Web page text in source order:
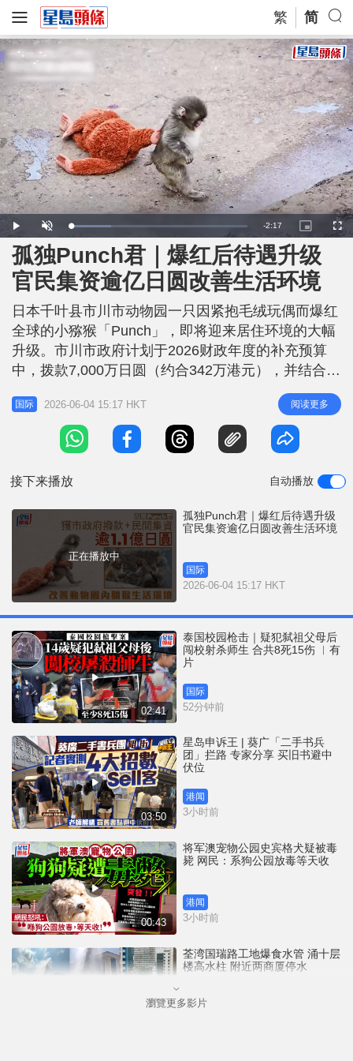
繁 简
P
l
a
y
U
n
m
u
t
L
o
d
:
2
2
8
4
%
R
e
m
n
e
-2:17
P
i
c
t
u
r
e
-
i
-
P
c
u
r
e
F
u
孤独Punch君｜爆红后待遇升级
官民集资逾亿日圆改善生活环境
日本千叶县市川市动物园一只因紧抱毛绒玩偶而爆红
全球的小猕猴「Punch」，即将迎来居住环境的大幅
升级。市川市政府计划于2026财政年度的补充预算
中，拨款7,000万日圆（约合342万港元），并结合来
自各界逾4,000万日圆的善款，为Punch及园内其他
日本猕猴改善生活条件。 被母遗弃紧抱猩猩玩偶惹
人怜爱 综合日媒报道，小猕猴Punch于去年（2025
年）7月出生后遭母亲遗弃，一直由动物园饲养员人
国际 2026-06-04 15:17 HKT 阅读更多
接下来播放 自动播放
正在播放中
孤独Punch君｜爆红后待遇升级
官民集资逾亿日圆改善生活环境
国际
2026-06-04 15:17 HKT
02:41
泰国校园枪击｜疑犯弑祖父母后
闯校射杀师生 合共8死15伤 ︱有
片
国际
52分钟前
03:50
星岛申诉王 | 葵广「二手书兵
团」拦路 专家分享 买旧书避中
伏位
港闻
3小时前
00:43
将军澳宠物公园史宾格犬疑被毒
毙 网民：系狗公园放毒等天收
港闻
3小时前
荃湾国瑞路工地爆食水管 涌十层
楼高水柱 附近两商厦停水
港闻
瀏覽更多影片